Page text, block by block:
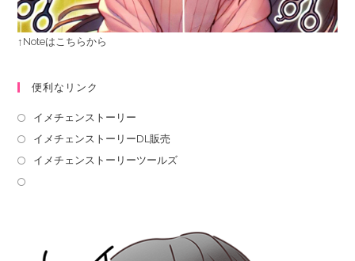
↑Noteはこちらから
便利なリンク
イメチェンストーリー
イメチェンストーリーDL販売
イメチェンストーリーツールズ